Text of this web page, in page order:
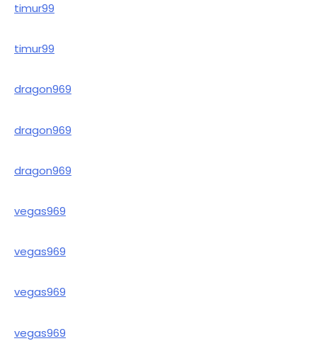
timur99
timur99
dragon969
dragon969
dragon969
vegas969
vegas969
vegas969
vegas969